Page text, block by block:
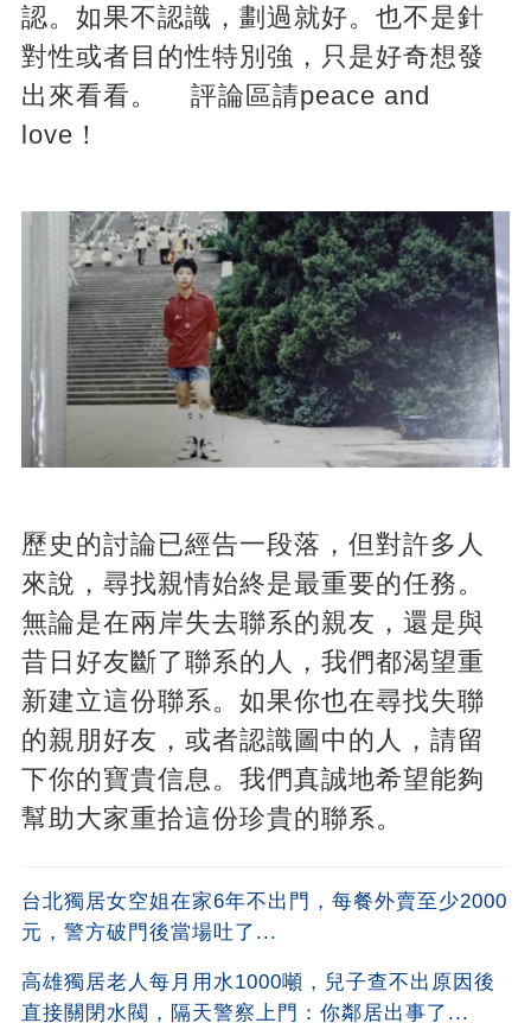
認。如果不認識，劃過就好。也不是針
對性或者目的性特別強，只是好奇想發
出來看看。 評論區請peace and
love！
歷史的討論已經告一段落，但對許多人
來說，尋找親情始終是最重要的任務。
無論是在兩岸失去聯系的親友，還是與
昔日好友斷了聯系的人，我們都渴望重
新建立這份聯系。如果你也在尋找失聯
的親朋好友，或者認識圖中的人，請留
下你的寶貴信息。我們真誠地希望能夠
幫助大家重拾這份珍貴的聯系。
台北獨居女空姐在家6年不出門，每餐外賣至少2000
元，警方破門後當場吐了...
高雄獨居老人每月用水1000噸，兒子查不出原因後
直接關閉水閥，隔天警察上門：你鄰居出事了...